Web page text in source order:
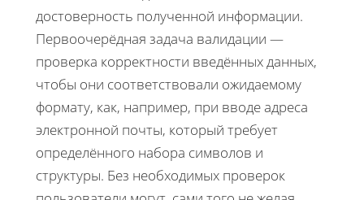
достоверность полученной информации.
Первоочерёдная задача валидации —
проверка корректности введённых данных,
чтобы они соответствовали ожидаемому
формату, как, например, при вводе адреса
электронной почты, который требует
определённого набора символов и
структуры. Без необходимых проверок